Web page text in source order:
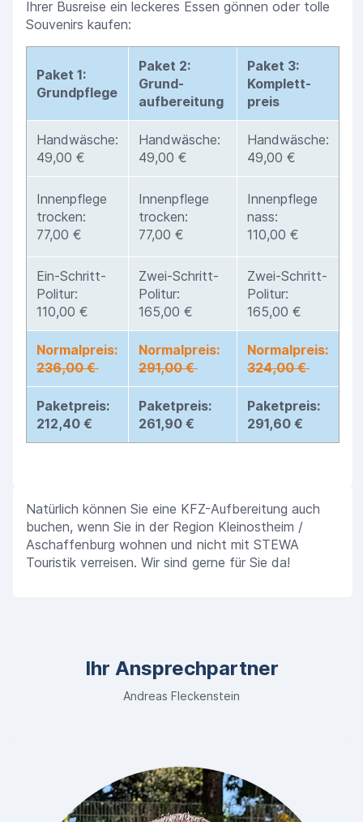
Ihrer Busreise ein leckeres Essen gönnen oder tolle
Souvenirs kaufen:
Paket 1:
Grundpflege
Paket 2:
Grund-
aufbereitung
Paket 3:
Komplett-
preis
Handwäsche:
49,00 €
Handwäsche:
49,00 €
Handwäsche:
49,00 €
Innenpflege
trocken:
77,00 €
Innenpflege
trocken:
77,00 €
Innenpflege
nass:
110,00 €
Ein-Schritt-
Politur:
110,00 €
Zwei-Schritt-
Politur:
165,00 €
Zwei-Schritt-
Politur:
165,00 €
Normalpreis:
236,00 €
Normalpreis:
291,00 €
Normalpreis:
324,00 €
Paketpreis:
212,40 €
Paketpreis:
261,90 €
Paketpreis:
291,60 €
Natürlich können Sie eine KFZ-Aufbereitung auch
buchen, wenn Sie in der Region Kleinostheim /
Aschaffenburg wohnen und nicht mit STEWA
Touristik verreisen. Wir sind gerne für Sie da!
Ihr Ansprechpartner
Andreas Fleckenstein